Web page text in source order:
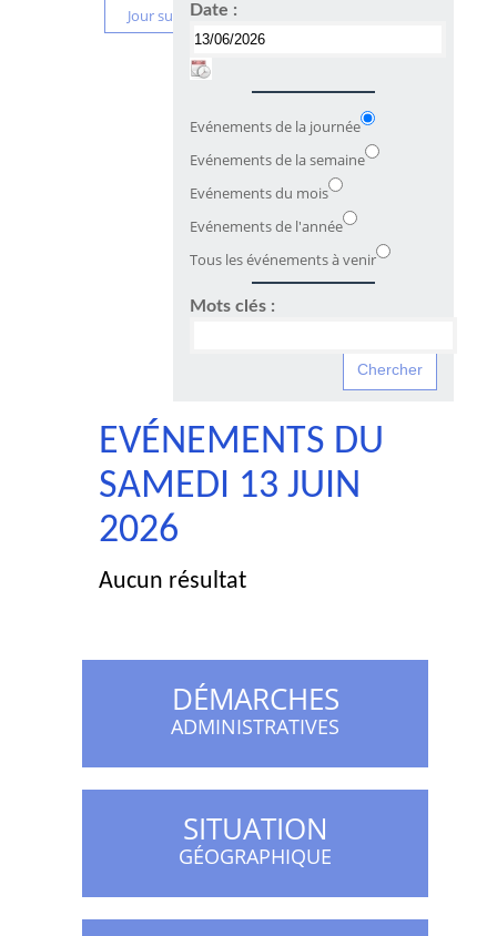
Jour suivantDate :
Evénements de la journée
Evénements de la semaine
Evénements du mois
Evénements de l'année
Tous les événements à venir
Mots clés :
EVÉNEMENTS DU
SAMEDI 13 JUIN
2026
Aucun résultat
DÉMARCHES
ADMINISTRATIVES
SITUATION
GÉOGRAPHIQUE